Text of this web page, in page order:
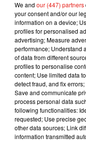
Infos pratiques
Les Grandes Eaux
soirs du 6 juin au 19
le 15 août 2026.
réduit, gratuit pour les
chateauversailles-
septembre est à
We and our (447) partners
your consent and/or our
information on a device;
profiles for personalised
advertising; Measure
performance; Understand
of data from different
profiles to personalise
content; Use limited data
detect fraud, and fix
Save and communicate
process personal data
following functionalities:
requested; Use precise
other data sources; Link
information transmitted